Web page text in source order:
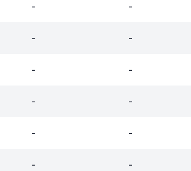
- -
- -
- -
- -
- -
- -